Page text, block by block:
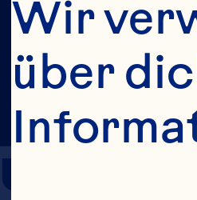
Urinary
Wir
über